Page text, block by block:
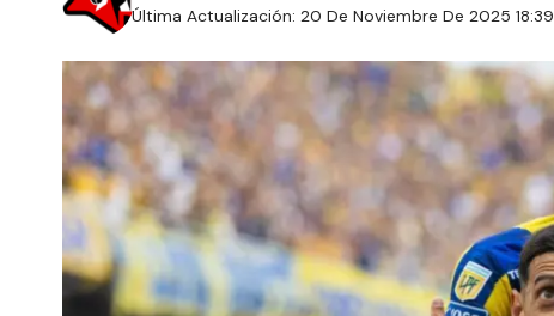
Última Actualización: 20 De Noviembre De 2025 18:39